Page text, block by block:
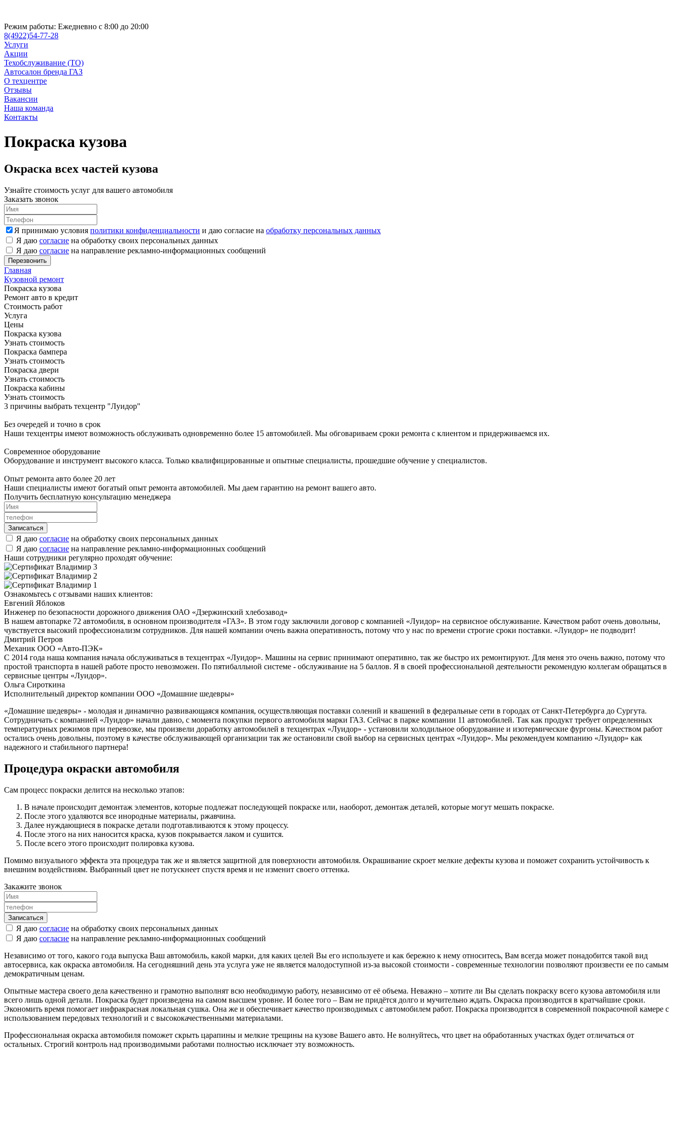
Режим работы: Ежедневно с 8:00 до 20:00
8(4922)54-77-28
Услуги
Акции
Техобслуживание (ТО)
Автосалон бренда ГАЗ
О техцентре
Отзывы
Вакансии
Наша команда
Контакты
Покраска кузова
Окраска всех частей кузова
Узнайте стоимость услуг для вашего автомобиля
Заказать звонок
Я принимаю условия политики конфиденциальности и даю согласие на обработку персональных данных
Я даю согласие на обработку своих персональных данных
Я даю согласие на направление рекламно-информационных сообщений
Главная
Кузовной ремонт
Покраска кузова
Ремонт авто в кредит
Стоимость работ
Услуга
Цены
Покраска кузова
Узнать стоимость
Покраска бампера
Узнать стоимость
Покраска двери
Узнать стоимость
Покраска кабины
Узнать стоимость
3 причины выбрать техцентр "Луидор"
Без очередей и точно в срок
Наши техцентры имеют возможность обслуживать одновременно более 15 автомобилей. Мы обговариваем сроки ремонта с клиентом и придерживаемся их.
Современное оборудование
Оборудование и инструмент высокого класса. Только квалифицированные и опытные специалисты, прошедшие обучение у специалистов.
Опыт ремонта авто более 20 лет
Наши специалисты имеют богатый опыт ремонта автомобилей. Мы даем гарантию на ремонт вашего авто.
Получить бесплатную консультацию менеджера
Я даю согласие на обработку своих персональных данных
Я даю согласие на направление рекламно-информационных сообщений
Наши сотрудники регулярно проходят обучение:
Ознакомьтесь с отзывами наших клиентов:
Евгений Яблоков
Инженер по безопасности дорожного движения ОАО «Дзержинский хлебозавод»
В нашем автопарке 72 автомобиля, в основном производителя «ГАЗ». В этом году заключили договор с компанией «Луидор» на сервисное обслуживание. Качеством работ очень довольны,
чувствуется высокий профессионализм сотрудников. Для нашей компании очень важна оперативность, потому что у нас по времени строгие сроки поставки. «Луидор» не подводит!
Дмитрий Петров
Механик ООО «Авто-ПЭК»
С 2014 года наша компания начала обслуживаться в техцентрах «Луидор». Машины на сервис принимают оперативно, так же быстро их ремонтируют. Для меня это очень важно, потому что
простой транспорта в нашей работе просто невозможен. По пятибалльной системе - обслуживание на 5 баллов. Я в своей профессиональной деятельности рекомендую коллегам обращаться в
сервисные центры «Луидор».
Ольга Сироткина
Исполнительный директор компании ООО «Домашние шедевры»
«Домашние шедевры» - молодая и динамично развивающаяся компания, осуществляющая поставки солений и квашений в федеральные сети в городах от Санкт-Петербурга до Сургута.
Сотрудничать с компанией «Луидор» начали давно, с момента покупки первого автомобиля марки ГАЗ. Сейчас в парке компании 11 автомобилей. Так как продукт требует определенных
температурных режимов при перевозке, мы произвели доработку автомобилей в техцентрах «Луидор» - установили холодильное оборудование и изотермические фургоны. Качеством работ
остались очень довольны, поэтому в качестве обслуживающей организации так же остановили свой выбор на сервисных центрах «Луидор». Мы рекомендуем компанию «Луидор» как
надежного и стабильного партнера!
Процедура окраски автомобиля
Сам процесс покраски делится на несколько этапов:
В начале происходит демонтаж элементов, которые подлежат последующей покраске или, наоборот, демонтаж деталей, которые могут мешать покраске.
После этого удаляются все инородные материалы, ржавчина.
Далее нуждающиеся в покраске детали подготавливаются к этому процессу.
После этого на них наносится краска, кузов покрывается лаком и сушится.
После всего этого происходит полировка кузова.
Помимо визуального эффекта эта процедура так же и является защитной для поверхности автомобиля. Окрашивание скроет мелкие дефекты кузова и поможет сохранить устойчивость к
внешним воздействиям. Выбранный цвет не потускнеет спустя время и не изменит своего оттенка.
Закажите звонок
Я даю согласие на обработку своих персональных данных
Я даю согласие на направление рекламно-информационных сообщений
Независимо от того, какого года выпуска Ваш автомобиль, какой марки, для каких целей Вы его используете и как бережно к нему относитесь, Вам всегда может понадобится такой вид
автосервиса, как окраска автомобиля. На сегодняшний день эта услуга уже не является малодоступной из-за высокой стоимости - современные технологии позволяют произвести ее по самым
демократичным ценам.
Опытные мастера своего дела качественно и грамотно выполнят всю необходимую работу, независимо от её объема. Неважно – хотите ли Вы сделать покраску всего кузова автомобиля или
всего лишь одной детали. Покраска будет произведена на самом высшем уровне. И более того – Вам не придётся долго и мучительно ждать. Окраска производится в кратчайшие сроки.
Экономить время помогает инфракрасная локальная сушка. Она же и обеспечивает качество производимых с автомобилем работ. Покраска производится в современной покрасочной камере с
использованием передовых технологий и с высококачественными материалами.
Профессиональная окраска автомобиля поможет скрыть царапины и мелкие трещины на кузове Вашего авто. Не волнуйтесь, что цвет на обработанных участках будет отличаться от
остальных. Строгий контроль над производимыми работами полностью исключает эту возможность.